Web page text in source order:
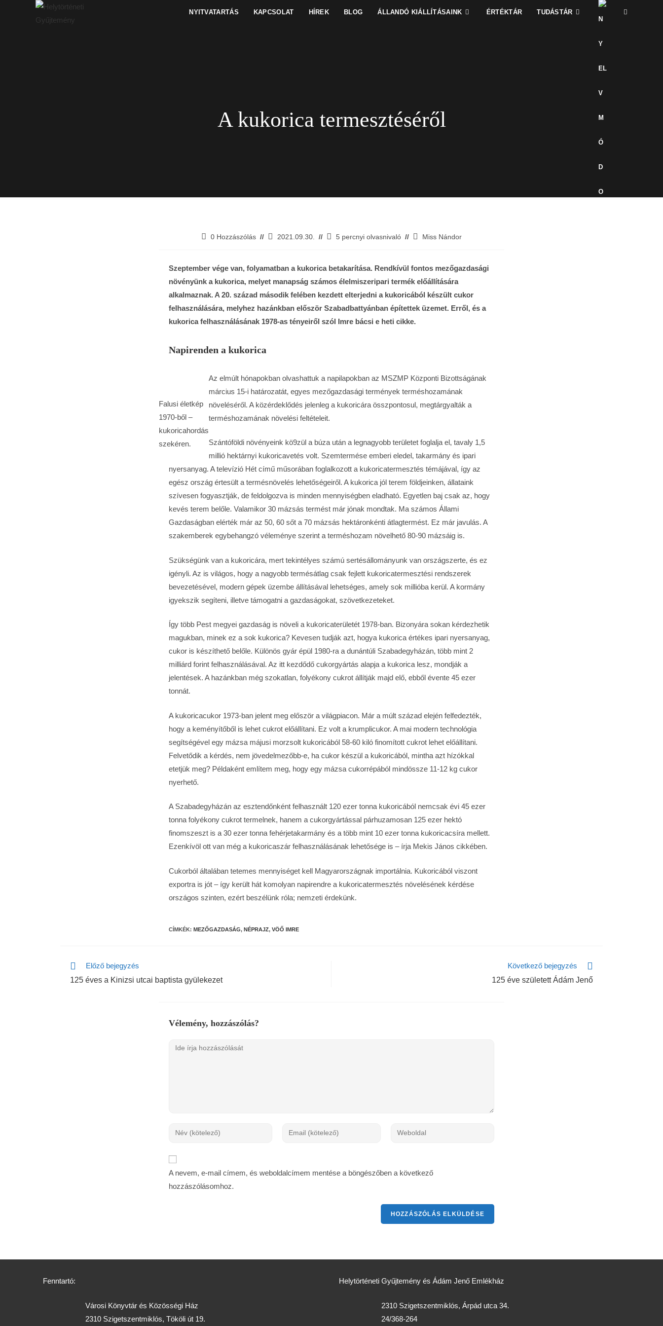
NYITVATARTÁS KAPCSOLAT HÍREK BLOG ÁLLANDÓ KIÁLLÍTÁSAINK ÉRTÉKTÁR TUDÁSTÁR
A kukorica termesztéséről
0 Hozzászólás 2021.09.30. 5 percnyi olvasnivaló Miss Nándor
Szeptember vége van, folyamatban a kukorica betakarítása. Rendkívül fontos mezőgazdasági
növényünk a kukorica, melyet manapság számos élelmiszeripari termék előállítására
alkalmaznak. A 20. század második felében kezdett elterjedni a kukoricából készült cukor
felhasználására, melyhez hazánkban először Szabadbattyánban építettek üzemet. Erről, és a
kukorica felhasználásának 1978-as tényeiről szól Imre bácsi e heti cikke.
Napirenden a kukorica
Falusi életkép
1970-ből –
kukoricahordás
szekéren.
Az elmúlt hónapokban olvashattuk a napilapokban az MSZMP Központi Bizottságának
március 15-i határozatát, egyes mezőgazdasági termények terméshozamának
növeléséről. A közérdeklődés jelenleg a kukoricára összpontosul, megtárgyalták a
terméshozamának növelési feltételeit.
Szántóföldi növényeink kö9zül a búza után a legnagyobb területet foglalja el, tavaly 1,5
millió hektárnyi kukoricavetés volt. Szemtermése emberi eledel, takarmány és ipari
nyersanyag. A televízió Hét című műsorában foglalkozott a kukoricatermesztés témájával, így az
egész ország értesült a termésnövelés lehetőségeiről. A kukorica jól terem földjeinken, állataink
szívesen fogyasztják, de feldolgozva is minden mennyiségben eladható. Egyetlen baj csak az, hogy
kevés terem belőle. Valamikor 30 mázsás termést már jónak mondtak. Ma számos Állami
Gazdaságban elérték már az 50, 60 sőt a 70 mázsás hektáronkénti átlagtermést. Ez már javulás. A
szakemberek egybehangzó véleménye szerint a terméshozam növelhető 80-90 mázsáig is.
Szükségünk van a kukoricára, mert tekintélyes számú sertésállományunk van országszerte, és ez
igényli. Az is világos, hogy a nagyobb termésátlag csak fejlett kukoricatermesztési rendszerek
bevezetésével, modern gépek üzembe állításával lehetséges, amely sok millióba kerül. A kormány
igyekszik segíteni, illetve támogatni a gazdaságokat, szövetkezeteket.
Így több Pest megyei gazdaság is növeli a kukoricaterületét 1978-ban. Bizonyára sokan kérdezhetik
magukban, minek ez a sok kukorica? Kevesen tudják azt, hogya kukorica értékes ipari nyersanyag,
cukor is készíthető belőle. Különös gyár épül 1980-ra a dunántúli Szabadegyházán, több mint 2
milliárd forint felhasználásával. Az itt kezdődő cukorgyártás alapja a kukorica lesz, mondják a
jelentések. A hazánkban még szokatlan, folyékony cukrot állítják majd elő, ebből évente 45 ezer
tonnát.
A kukoricacukor 1973-ban jelent meg először a világpiacon. Már a múlt század elején felfedezték,
hogy a keményítőből is lehet cukrot előállítani. Ez volt a krumplicukor. A mai modern technológia
segítségével egy mázsa májusi morzsolt kukoricából 58-60 kiló finomított cukrot lehet előállítani.
Felvetődik a kérdés, nem jövedelmezőbb-e, ha cukor készül a kukoricából, mintha azt hízókkal
etetjük meg? Példaként említem meg, hogy egy mázsa cukorrépából mindössze 11-12 kg cukor
nyerhető.
A Szabadegyházán az esztendőnként felhasznált 120 ezer tonna kukoricából nemcsak évi 45 ezer
tonna folyékony cukrot termelnek, hanem a cukorgyártással párhuzamosan 125 ezer hektó
finomszeszt is a 30 ezer tonna fehérjetakarmány és a több mint 10 ezer tonna kukoricacsíra mellett.
Ezenkívöl ott van még a kukoricaszár felhasználásának lehetősége is – írja Mekis János cikkében.
Cukorból általában tetemes mennyiséget kell Magyarországnak importálnia. Kukoricából viszont
exportra is jót – így került hát komolyan napirendre a kukoricatermesztés növelésének kérdése
országos szinten, ezért beszélünk róla; nemzeti érdekünk.
CÍMKÉK: MEZŐGAZDASÁG, NÉPRAJZ, VÖŐ IMRE
Előző bejegyzés
125 éves a Kinizsi utcai baptista gyülekezet
Következő bejegyzés
125 éve született Ádám Jenő
Vélemény, hozzászólás?
A nevem, e-mail címem, és weboldalcímem mentése a böngészőben a következő
hozzászólásomhoz.
Fenntartó:
Városi Könyvtár és Közösségi Ház
2310 Szigetszentmiklós, Tököli út 19.
Helytörténeti Gyűjtemény és Ádám Jenő Emlékház
2310 Szigetszentmiklós, Árpád utca 34.
24/368-264